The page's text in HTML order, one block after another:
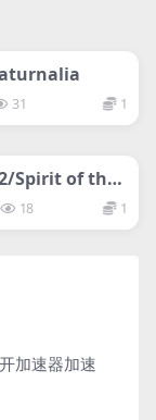
网盘下载游戏
31 1
网盘下载游戏
Spirit of the
18 1
加速器加速